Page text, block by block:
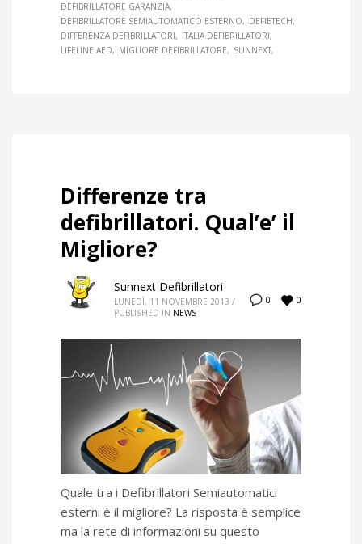
DEFIBRILLATORE GARANZIA
DEFIBRILLATORE SEMIAUTOMATICO ESTERNO
DEFIBTECH
DIFFERENZA DEFIBRILLATORI
ITALIA DEFIBRILLATORI
LIFELINE AED
MIGLIORE DEFIBRILLATORE SUNNEXT
Differenze tra
defibrillatori. Qual’e’ il
Migliore?
0 0
Sunnext Defibrillatori
LUNEDÌ, 11 NOVEMBRE 2013 /
PUBLISHED IN NEWS
Quale tra i Defibrillatori Semiautomatici
esterni è il migliore? La risposta è semplice
ma la rete di informazioni su questo